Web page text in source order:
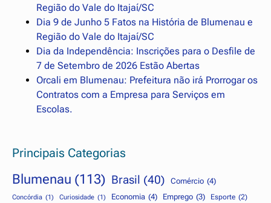
Região do Vale do Itajaí/SC
Dia 9 de Junho 5 Fatos na História de Blumenau e
Região do Vale do Itajaí/SC
Dia da Independência: Inscrições para o Desfile de
7 de Setembro de 2026 Estão Abertas
Orcali em Blumenau: Prefeitura não irá Prorrogar os
Contratos com a Empresa para Serviços em
Escolas.
Principais Categorias
Blumenau (113) Brasil (40) Comércio (4)
Concórdia (1) Curiosidade (1) Economia (4) Emprego (3) Esporte (2)